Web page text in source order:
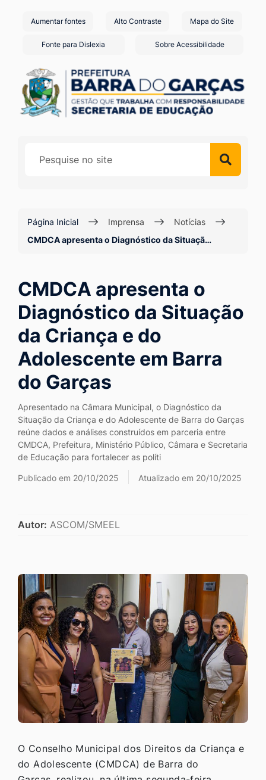
de
atalhos
e
links
de
para
[alt+1]
Ir
para
busca
para
o
rodapé
[alt+4]
Aumentar fontes Alto Contraste Mapa do Site
Fonte para Dislexia Sobre Acessibilidade
Página Inicial Imprensa
Notícias
CMDCA apresenta o Diagnóstico da Situaçã…
CMDCA apresenta o
Diagnóstico da Situação
da Criança e do
Adolescente em Barra
do Garças
Apresentado na Câmara Municipal, o Diagnóstico da
Situação da Criança e do Adolescente de Barra do Garças
reúne dados e análises construídos em parceria entre
CMDCA, Prefeitura, Ministério Público, Câmara e Secretaria
de Educação para fortalecer as políti
Publicado em 20/10/2025 Atualizado em 20/10/2025
Autor: ASCOM/SMEEL
O Conselho Municipal dos Direitos da Criança e
do Adolescente (CMDCA) de Barra do